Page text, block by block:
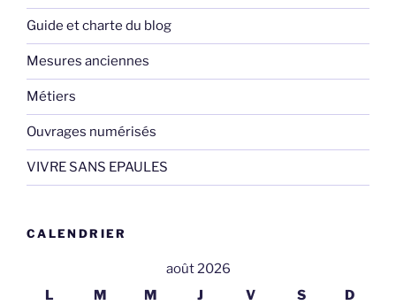
Guide et charte du blog
Mesures anciennes
Métiers
Ouvrages numérisés
VIVRE SANS EPAULES
CALENDRIER
août 2026
L
M M J V S D